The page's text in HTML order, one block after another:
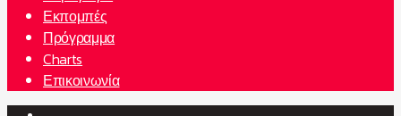
Εκπομπές
Πρόγραμμα
Charts
Επικοινωνία